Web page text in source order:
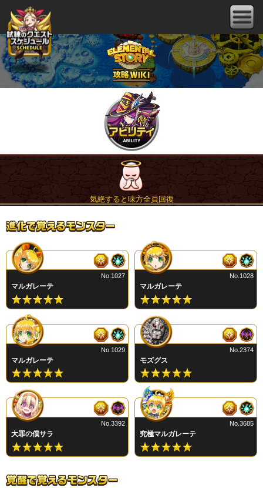
気絶すると味方全員回復
マルガレーテ
No.1027
マルガレーテ
No.1028
マルガレーテ
No.1029
モズグス
No.2374
大罪の僕サラ
No.3392
究極マルガレーテ
No.3685